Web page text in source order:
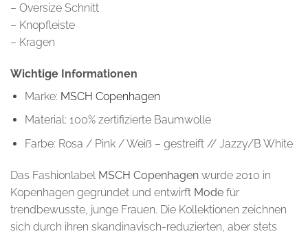
– Oversize Schnitt
– Knopfleiste
– Kragen
Wichtige Informationen
Marke: MSCH Copenhagen
Material: 100% zertifizierte Baumwolle
Farbe: Rosa / Pink / Weiß – gestreift // Jazzy/B White
Das Fashionlabel MSCH Copenhagen wurde 2010 in
Kopenhagen gegründet und entwirft Mode für
trendbewusste, junge Frauen. Die Kollektionen zeichnen
sich durch ihren skandinavisch-reduzierten, aber stets